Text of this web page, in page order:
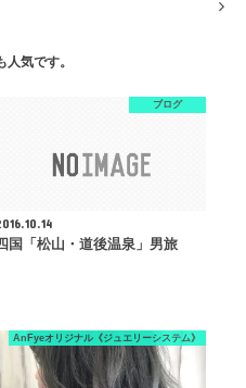
人気です。
ブログ
国「松山・道後温泉」男旅
AnFyeオリジナル《ジュエリーシステム》